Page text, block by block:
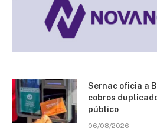
Sernac oficia a
cobros
público
06/08/2026